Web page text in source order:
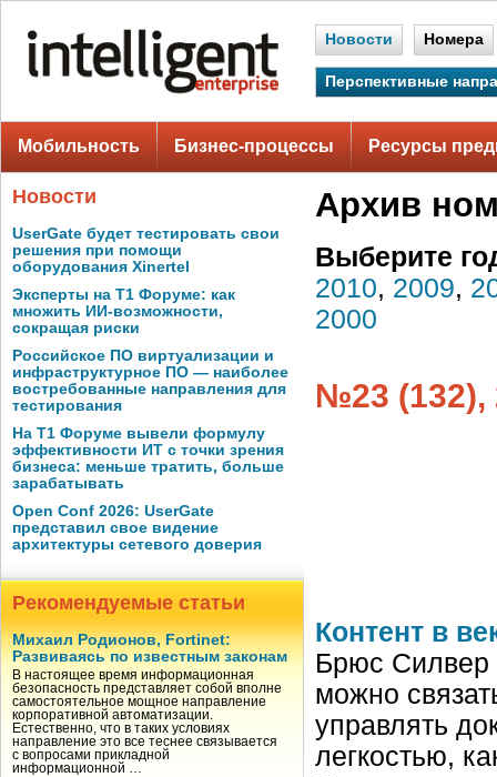
Новости Номера
Перспективные
Мобильность Бизнес-процессы Ресурсы
Новости
UserGate будет тестировать свои
решения при помощи
оборудования Xinertel
Эксперты на Т1 Форуме: как
множить ИИ-возможности,
сокращая риски
Российское ПО виртуализации и
инфраструктурное ПО — наиболее
востребованные направления для
тестирования
На Т1 Форуме вывели формулу
эффективности ИТ с точки зрения
бизнеса: меньше тратить, больше
зарабатывать
Open Conf 2026: UserGate
представил свое видение
архитектуры сетевого доверия
Рекомендуемые статьи
Михаил Родионов, Fortinet:
Развиваясь по известным законам
В настоящее время информационная
безопасность представляет собой вполне
самостоятельное мощное направление
корпоративной автоматизации.
Естественно, что в таких условиях
направление это все теснее связывается
с вопросами прикладной
информационной …
Архив
Выберите
2010, 2009,
2000
№23 (132),
Контент в
Брюс Силвер
можно
управлять
легкостью,